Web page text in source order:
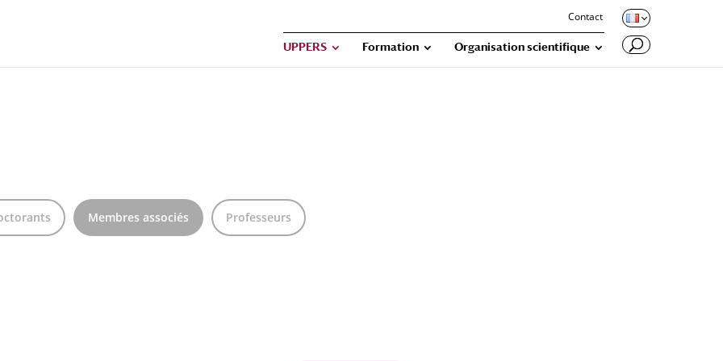
Contact
UPPERS Formation Organisation scientifique
Membres associés Professeurs